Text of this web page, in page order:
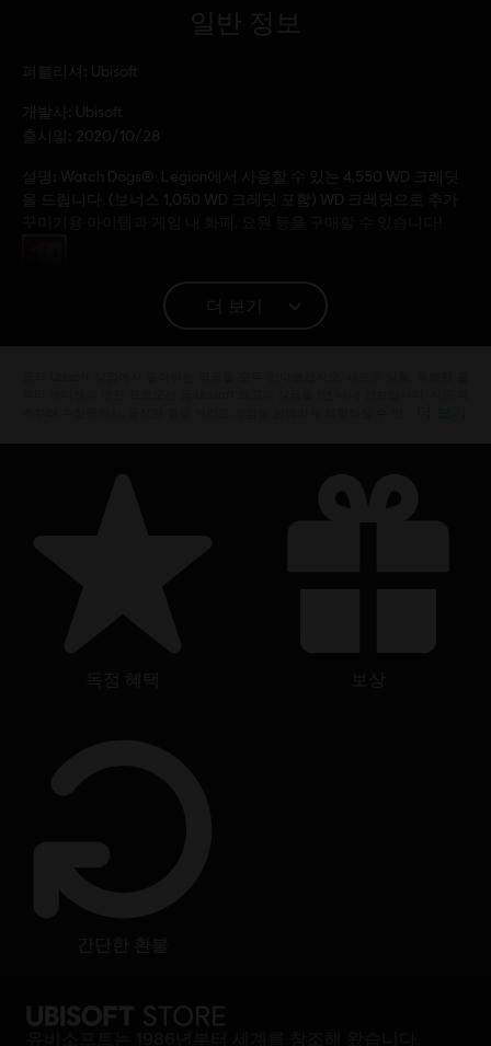
일반 정보
퍼블리셔: Ubisoft
개발사: Ubisoft
출시일: 2020/10/28
설명:
Watch Dogs®: Legion에서 사용할 수 있는 4,550 WD 크레딧
을 드립니다. (보너스 1,050 WD 크레딧 포함) WD 크레딧으로 추가
더 보기